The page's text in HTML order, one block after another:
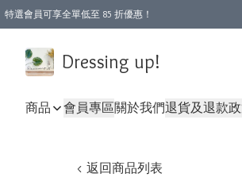
特選會員可享全單低至 85 折優惠！
Dressing up!
商品 會員專區關於我們退貨及退款
< 返回商品列表